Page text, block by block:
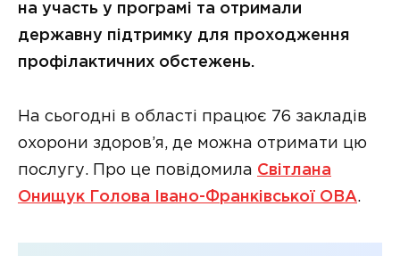
на участь у програмі та отримали
державну підтримку для проходження
профілактичних обстежень.
На сьогодні в області працює 76 закладів
охорони здоров’я, де можна отримати цю
послугу. Про це повідомила Світлана
Онищук Голова Івано-Франківської ОВА.